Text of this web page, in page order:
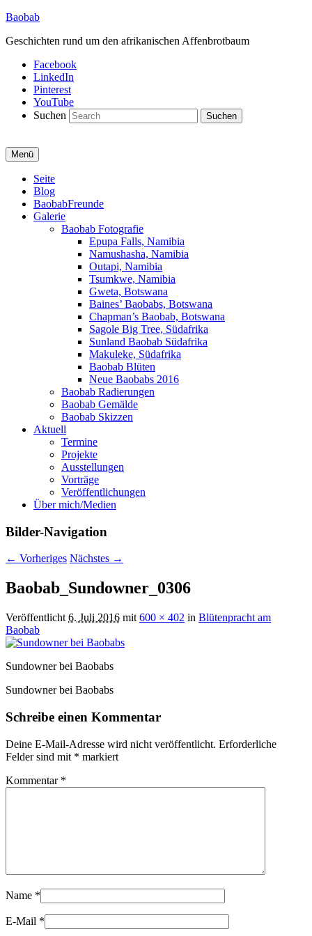
Baobab
Geschichten rund um den afrikanischen Affenbrotbaum
Facebook
LinkedIn
Pinterest
YouTube
Suchen
Menü
Primäres
Menü
Seite
Blog
BaobabFreunde
Galerie
Baobab Fotografie
Epupa Falls, Namibia
Namushasha, Namibia
Outapi, Namibia
Tsumkwe, Namibia
Gweta, Botswana
Baines’ Baobabs, Botswana
Chapman’s Baobab, Botswana
Sagole Big Tree, Südafrika
Sunland Baobab Südafrika
Makuleke, Südafrika
Baobab Blüten
Neue Baobabs 2016
Baobab Radierungen
Baobab Gemälde
Baobab Skizzen
Aktuell
Termine
Projekte
Ausstellungen
Vorträge
Veröffentlichungen
Über mich/Medien
Bilder-Navigation
← Vorheriges Nächstes →
Baobab_Sundowner_0306
Veröffentlicht 6. Juli 2016 mit 600 × 402 in Blütenpracht am
Baobab
Sundowner bei Baobabs
Sundowner bei Baobabs
Schreibe einen Kommentar
Deine E-Mail-Adresse wird nicht veröffentlicht. Erforderliche
Felder sind mit * markiert
Kommentar *
Name *
E-Mail *